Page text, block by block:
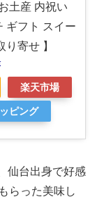
土産 内祝い
ギフト スイー
り寄せ 】
楽天市場
ピング
仙台出身で好感
らった美味し